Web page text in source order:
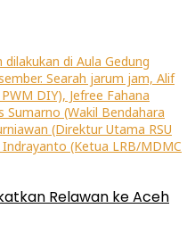
Relawan ke Aceh